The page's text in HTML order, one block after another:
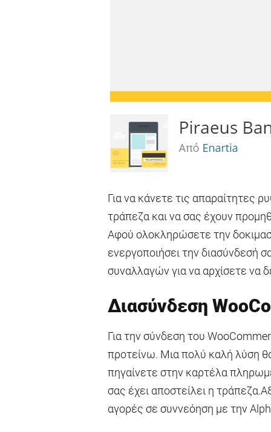
Για να κάνετε τις απαραίτητες
τράπεζα και να σας έχουν
Αφού ολοκληρώσετε την
ενεργοποιήσει την διασύνδεσή
συναλλαγών για να αρχίσετε να
Διασύνδεση
Για την σύνδεση του
προτείνω. Μια πολύ καλή λύση
πηγαίνετε στην καρτέλα
σας έχει αποστείλει η
αγορές σε συννεόηση με την